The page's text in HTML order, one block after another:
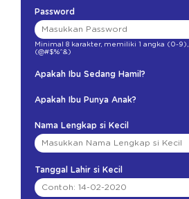
Password
Minimal 8 karakter, memiliki 1 angka (0-9)
(@#$%^&)
Apakah Ibu Sedang Hamil?
Apakah Ibu Punya Anak?
Nama Lengkap si Kecil
Tanggal Lahir si Kecil